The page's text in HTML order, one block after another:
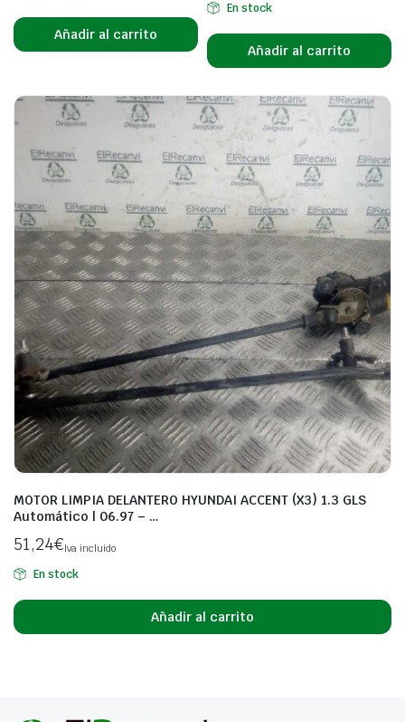
Añadir al carrito
En stock
Añadir al carrito
MOTOR LIMPIA DELANTERO HYUNDAI ACCENT (X3) 1.3 GLS
Automático | 06.97 – …
51,24€Iva incluido
En stock
Añadir al carrito